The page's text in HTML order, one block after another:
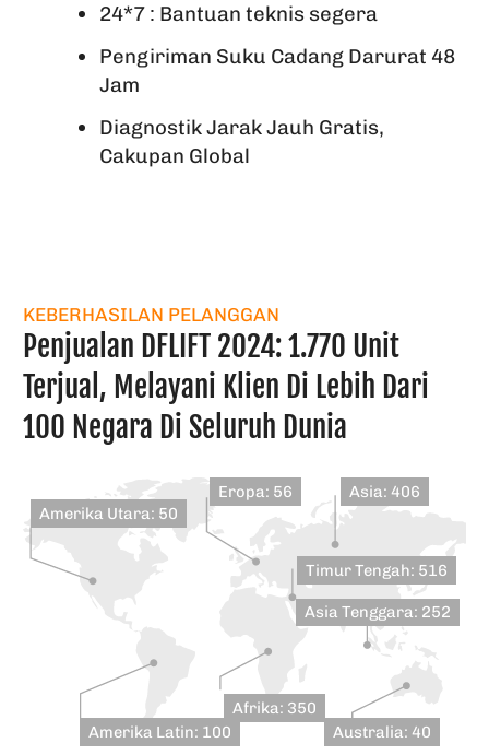
24*7 : Bantuan teknis segera
Pengiriman Suku Cadang Darurat 48
Jam
Diagnostik Jarak Jauh Gratis,
Cakupan Global
KEBERHASILAN PELANGGAN
Penjualan DFLIFT 2024: 1.770 Unit
Terjual, Melayani Klien Di Lebih Dari
100 Negara Di Seluruh Dunia
Amerika Utara: 50
Amerika Latin: 100
Eropa: 56
Afrika: 350
Timur Tengah: 516
Asia: 406
Asia Tenggara: 252
Australia: 40